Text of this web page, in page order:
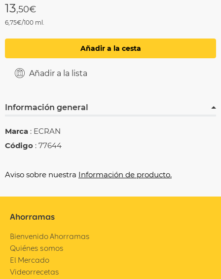
13,50€
6,75€/100 ml.
Añadir a la cesta
Añadir a la lista
Información general
Marca : ECRAN
Código : 77644
Aviso sobre nuestra Información de producto.
Ahorramas
Bienvenido Ahorramas
Quiénes somos
El Mercado
Videorrecetas